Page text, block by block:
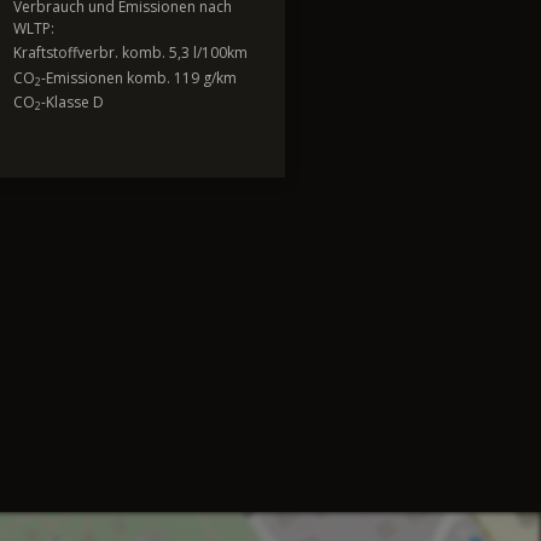
Verbrauch und Emissionen nach
WLTP:
Kraftstoffverbr. komb. 5,3 l/100km
CO2-Emissionen komb. 119 g/km
CO2-Klasse D